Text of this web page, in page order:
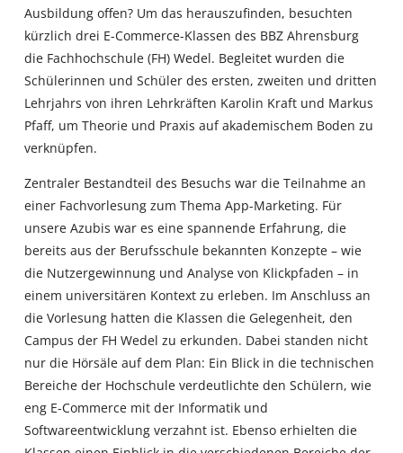
Ausbildung offen? Um das herauszufinden, besuchten
kürzlich drei E-Commerce-Klassen des BBZ Ahrensburg
die Fachhochschule (FH) Wedel. Begleitet wurden die
Schülerinnen und Schüler des ersten, zweiten und dritten
Lehrjahrs von ihren Lehrkräften Karolin Kraft und Markus
Pfaff, um Theorie und Praxis auf akademischem Boden zu
verknüpfen.
Zentraler Bestandteil des Besuchs war die Teilnahme an
einer Fachvorlesung zum Thema App-Marketing. Für
unsere Azubis war es eine spannende Erfahrung, die
bereits aus der Berufsschule bekannten Konzepte – wie
die Nutzergewinnung und Analyse von Klickpfaden – in
einem universitären Kontext zu erleben. Im Anschluss an
die Vorlesung hatten die Klassen die Gelegenheit, den
Campus der FH Wedel zu erkunden. Dabei standen nicht
nur die Hörsäle auf dem Plan: Ein Blick in die technischen
Bereiche der Hochschule verdeutlichte den Schülern, wie
eng E-Commerce mit der Informatik und
Softwareentwicklung verzahnt ist. Ebenso erhielten die